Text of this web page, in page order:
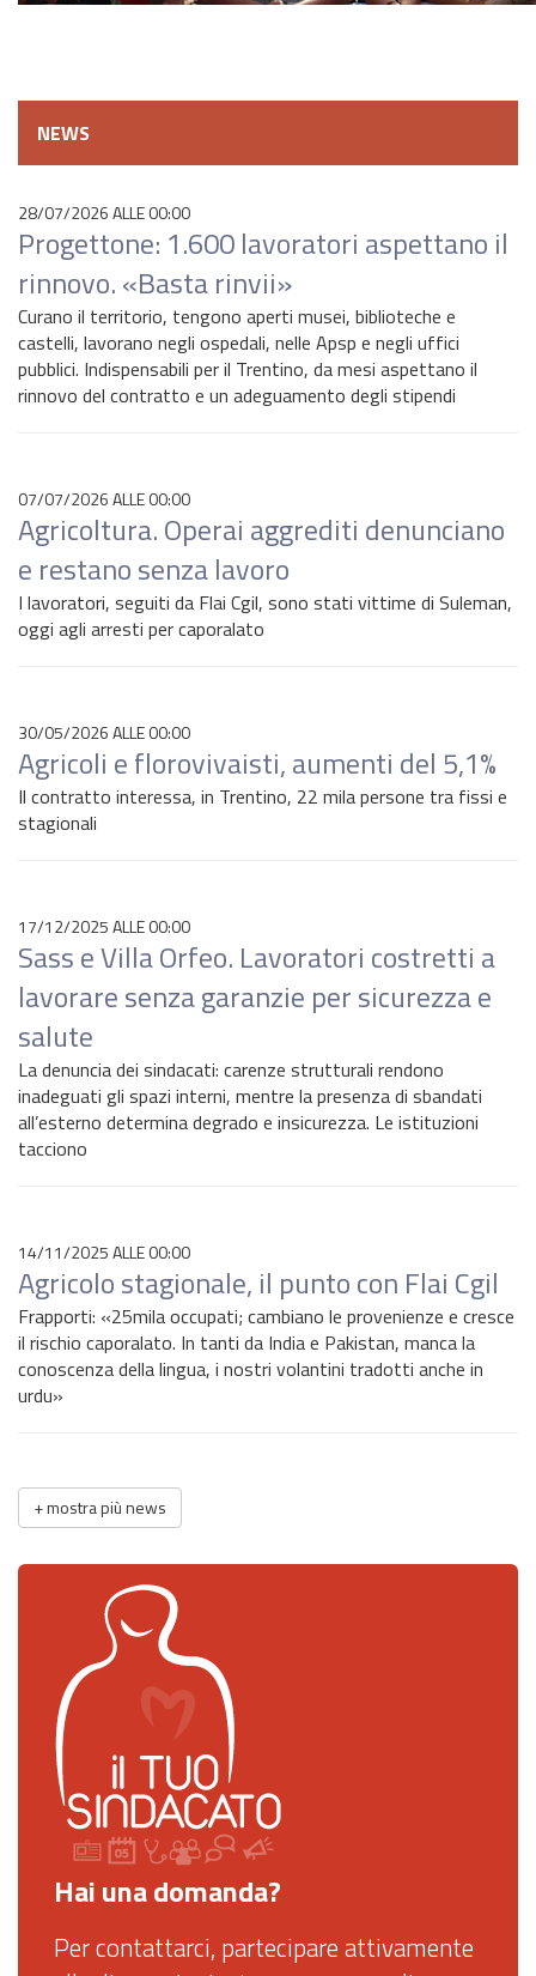
NEWS
28/07/2026 ALLE 00:00
Progettone: 1.600 lavoratori aspettano il
rinnovo. «Basta rinvii»
Curano il territorio, tengono aperti musei, biblioteche e
castelli, lavorano negli ospedali, nelle Apsp e negli uffici
pubblici. Indispensabili per il Trentino, da mesi aspettano il
rinnovo del contratto e un adeguamento degli stipendi
07/07/2026 ALLE 00:00
Agricoltura. Operai aggrediti denunciano
e restano senza lavoro
I lavoratori, seguiti da Flai Cgil, sono stati vittime di Suleman,
oggi agli arresti per caporalato
30/05/2026 ALLE 00:00
Agricoli e florovivaisti, aumenti del 5,1%
Il contratto interessa, in Trentino, 22 mila persone tra fissi e
stagionali
17/12/2025 ALLE 00:00
Sass e Villa Orfeo. Lavoratori costretti a
lavorare senza garanzie per sicurezza e
salute
La denuncia dei sindacati: carenze strutturali rendono
inadeguati gli spazi interni, mentre la presenza di sbandati
all’esterno determina degrado e insicurezza. Le istituzioni
tacciono
14/11/2025 ALLE 00:00
Agricolo stagionale, il punto con Flai Cgil
Frapporti: «25mila occupati; cambiano le provenienze e cresce
il rischio caporalato. In tanti da India e Pakistan, manca la
conoscenza della lingua, i nostri volantini tradotti anche in
urdu»
+mostra più news
Hai una domanda?
Per contattarci, partecipare attivamente